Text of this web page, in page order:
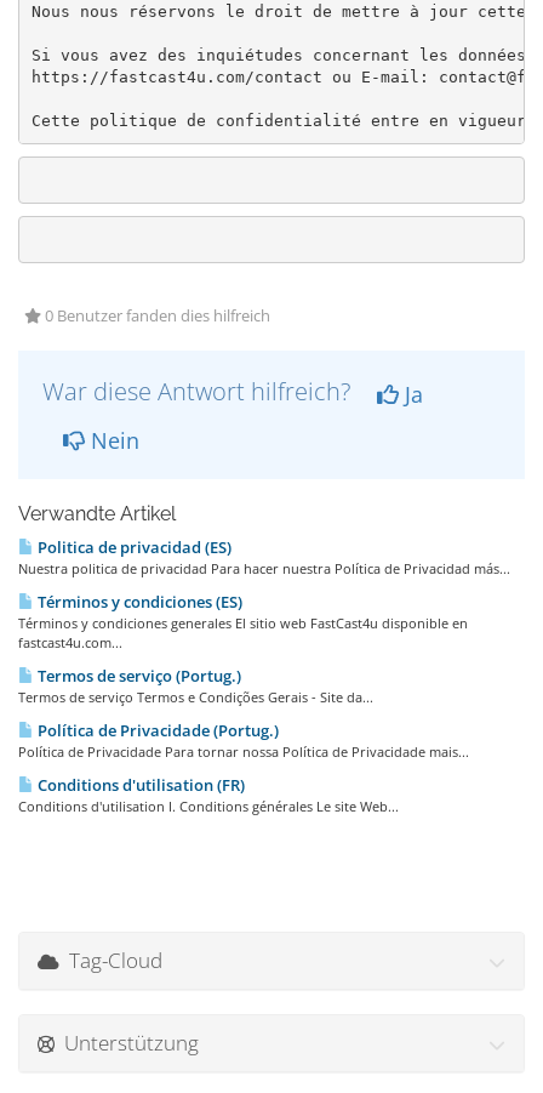
Nous nous réservons le droit de mettre à jour cette
Si vous avez des inquiétudes concernant les
https://fastcast4u.com/contact ou E-mail:
Cette politique de confidentialité entre en vigueur
0 Benutzer fanden dies hilfreich
War diese Antwort hilfreich?
Ja
Nein
Verwandte Artikel
Politica de privacidad (ES)
Nuestra politica de privacidad Para hacer nuestra Política de Privacidad más...
Términos y condiciones (ES)
Términos y condiciones generales El sitio web FastCast4u disponible en
fastcast4u.com...
Termos de serviço (Portug.)
Termos de serviço Termos e Condições Gerais - Site da...
Política de Privacidade (Portug.)
Política de Privacidade Para tornar nossa Política de Privacidade mais...
Conditions d'utilisation (FR)
Conditions d'utilisation I. Conditions générales Le site Web...
Tag-Cloud
Unterstützung